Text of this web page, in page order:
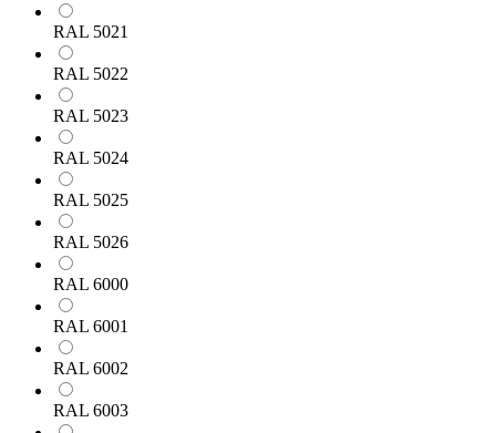
RAL 5021
RAL 5022
RAL 5023
RAL 5024
RAL 5025
RAL 5026
RAL 6000
RAL 6001
RAL 6002
RAL 6003